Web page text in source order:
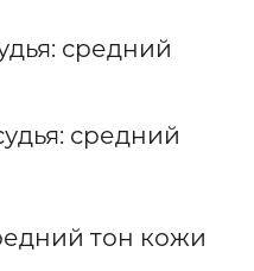
средний
средний
тон кожи